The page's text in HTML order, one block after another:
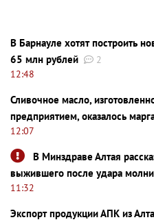
В Барнауле хотят построить
65 млн рублей
2
12:48
Сливочное масло,
предприятием, оказалось
12:07
В Минздраве Алтая
выжившего после удара
11:32
Экспорт продукции АПК из